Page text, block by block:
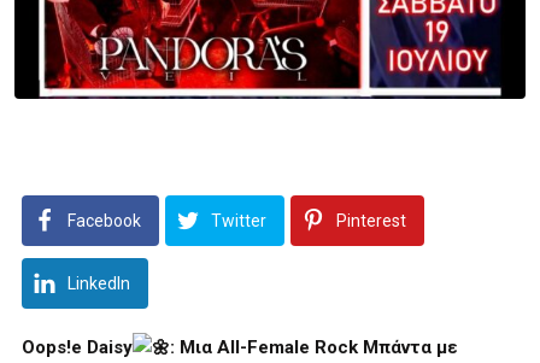
Facebook Twitter Pinterest
LinkedIn
Oops!e Daisy
: Μια All-Female Rock Μπάντα με